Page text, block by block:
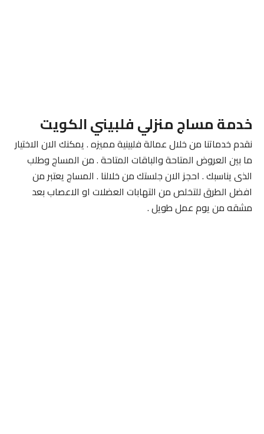
خدمة مساج منزلي فلبيني الكويت
نقدم خدماتنا من خلال عمالة فلبينية مميزه . يمكنك الان الاختيار
ما بين العروض المتاحة والباقات المتاحة . من المساج وطلب
الذى يناسبك . احجز الان جلستك من خلالنا . المساج يعتبر من
افضل الطرق للتخلص من التهابات العضلات او الاعصاب بعد
مشقه من يوم عمل طويل .